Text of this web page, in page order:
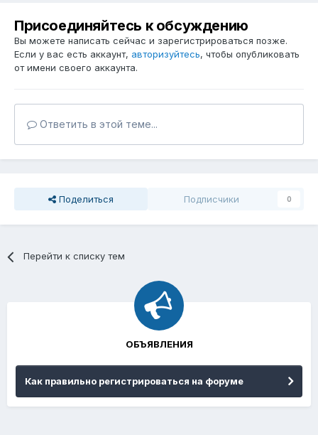
Присоединяйтесь к обсуждению
Вы можете написать сейчас и зарегистрироваться позже.
Если у вас есть аккаунт, авторизуйтесь, чтобы опубликовать
от имени своего аккаунта.
Ответить в этой теме...
Поделиться Подписчики 0
Перейти к списку тем
ОБЪЯВЛЕНИЯ
Как правильно регистрироваться на форуме